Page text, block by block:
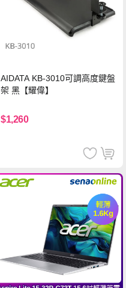
AIDATA KB-3010可調高度鍵盤
架 黑【耀偉】
$1,260